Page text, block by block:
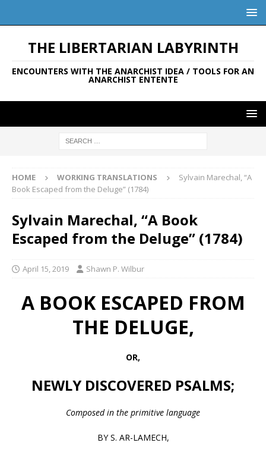
THE LIBERTARIAN LABYRINTH
ENCOUNTERS WITH THE ANARCHIST IDEA / TOOLS FOR AN
ANARCHIST ENTENTE
HOME WORKING TRANSLATIONS
Sylvain Marechal, “A
Book Escaped from the Deluge” (1784)
Sylvain Marechal, “A Book
Escaped from the Deluge” (1784)
April 15, 2019 Shawn P. Wilbur
A BOOK ESCAPED FROM
THE DELUGE,
OR,
NEWLY DISCOVERED PSALMS;
Composed in the primitive language
BY S. AR-LAMECH,